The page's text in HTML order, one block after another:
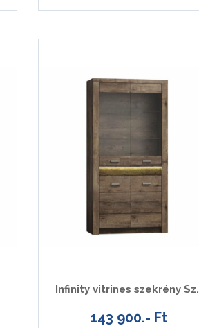
Infinity vitrines szekrény Sz.
143 900.- Ft